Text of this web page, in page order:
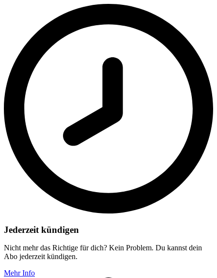
Jederzeit kündigen
Nicht mehr das Richtige für dich? Kein Problem. Du kannst dein
Abo jederzeit kündigen.
Mehr Info